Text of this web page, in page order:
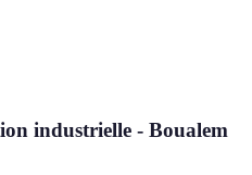
industrielle - Boualem